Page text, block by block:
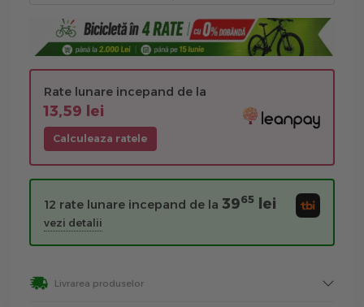
Rate lunare incepand de la
13,59 lei
Calculeaza ratele
12 rate lunare incepand de la 3965 lei
vezi detalii
Livrarea produselor